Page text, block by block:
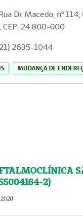
Dr Macedo, nº 114,
CEP: 24.800-000
2635-1044
MUDANÇA DE
2)